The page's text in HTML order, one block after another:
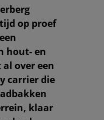
op proef
hout- en
over een
carrier die
klaar